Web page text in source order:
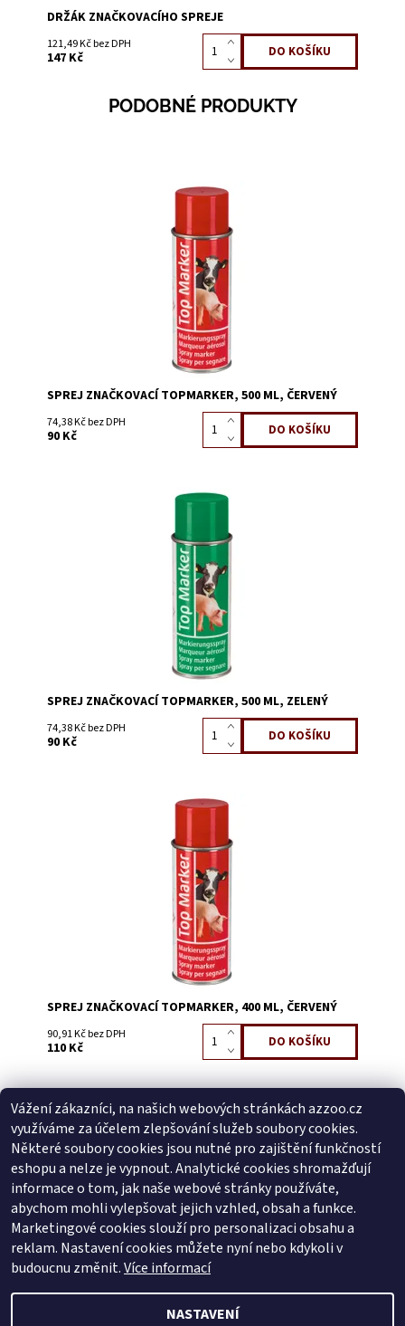
DRŽÁK ZNAČKOVACÍHO SPREJE
121,49 Kč bez DPH
147 Kč
PODOBNÉ PRODUKTY
SPREJ ZNAČKOVACÍ TOPMARKER, 500 ML, ČERVENÝ
74,38 Kč bez DPH
90 Kč
SPREJ ZNAČKOVACÍ TOPMARKER, 500 ML, ZELENÝ
74,38 Kč bez DPH
90 Kč
SPREJ ZNAČKOVACÍ TOPMARKER, 400 ML, ČERVENÝ
90,91 Kč bez DPH
110 Kč
Buďte první, kdo napíše příspěvek k této položce.
Přidat komentář
Buďte první, kdo napíše příspěvek k této položce.
Přidat hodnocení
Zboží.cz | Heureka.cz
Vážení zákazníci, na našich webových stránkách azzoo.cz
využíváme za účelem zlepšování služeb soubory cookies.
Některé soubory cookies jsou nutné pro zajištění funkčností
eshopu a nelze je vypnout. Analytické cookies shromažďují
informace o tom, jak naše webové stránky používáte,
abychom mohli vylepšovat jejich vzhled, obsah a funkce.
Marketingové cookies slouží pro personalizaci obsahu a
reklam. Nastavení cookies můžete nyní nebo kdykoli v
budoucnu změnit.Více informací
NASTAVENÍ